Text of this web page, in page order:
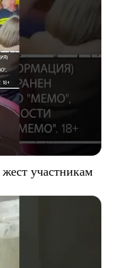
участникам